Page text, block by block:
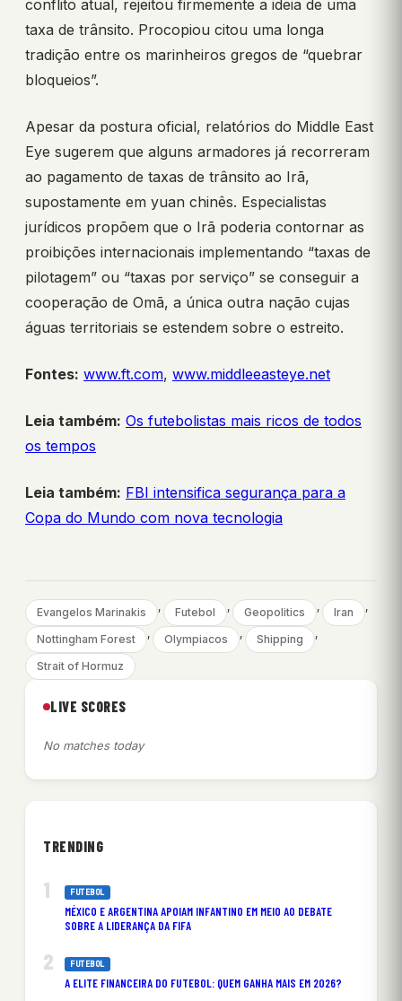
conflito atual, rejeitou firmemente a ideia de uma
taxa de trânsito. Procopiou citou uma longa
tradição entre os marinheiros gregos de “quebrar
bloqueios”.
Apesar da postura oficial, relatórios do Middle East
Eye sugerem que alguns armadores já recorreram
ao pagamento de taxas de trânsito ao Irã,
supostamente em yuan chinês. Especialistas
jurídicos propõem que o Irã poderia contornar as
proibições internacionais implementando “taxas de
pilotagem” ou “taxas por serviço” se conseguir a
cooperação de Omã, a única outra nação cujas
águas territoriais se estendem sobre o estreito.
Fontes: www.ft.com, www.middleeasteye.net
Leia também: Os futebolistas mais ricos de todos
os tempos
Leia também: FBI intensifica segurança para a
Copa do Mundo com nova tecnologia
Evangelos Marinakis , Futebol , Geopolitics , Iran ,
Nottingham Forest , Olympiacos , Shipping ,
Strait of Hormuz
LIVE SCORES
No matches today
TRENDING
FUTEBOL
MÉXICO E ARGENTINA APOIAM INFANTINO EM MEIO AO DEBATE
SOBRE A LIDERANÇA DA FIFA
FUTEBOL
A ELITE FINANCEIRA DO FUTEBOL: QUEM GANHA MAIS EM 2026?